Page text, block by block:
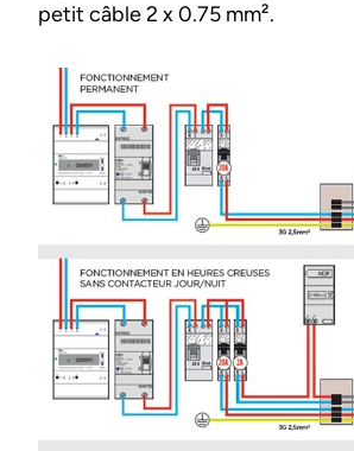
petit câble 2 x 0.75 mm².